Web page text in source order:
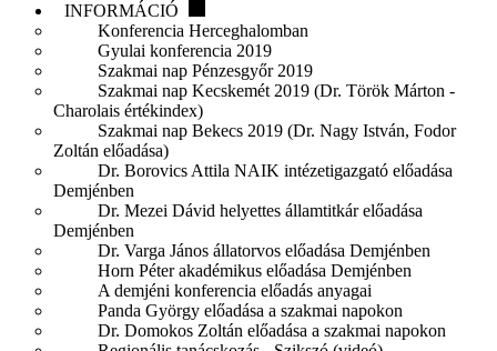
INFORMÁCIÓ
Konferencia Herceghalomban
Gyulai konferencia 2019
Szakmai nap Pénzesgyőr 2019
Szakmai nap Kecskemét 2019 (Dr. Török Márton -
Charolais értékindex)
Szakmai nap Bekecs 2019 (Dr. Nagy István, Fodor
Zoltán előadása)
Dr. Borovics Attila NAIK intézetigazgató előadása
Demjénben
Dr. Mezei Dávid helyettes államtitkár előadása
Demjénben
Dr. Varga János állatorvos előadása Demjénben
Horn Péter akadémikus előadása Demjénben
A demjéni konferencia előadás anyagai
Panda György előadása a szakmai napokon
Dr. Domokos Zoltán előadása a szakmai napokon